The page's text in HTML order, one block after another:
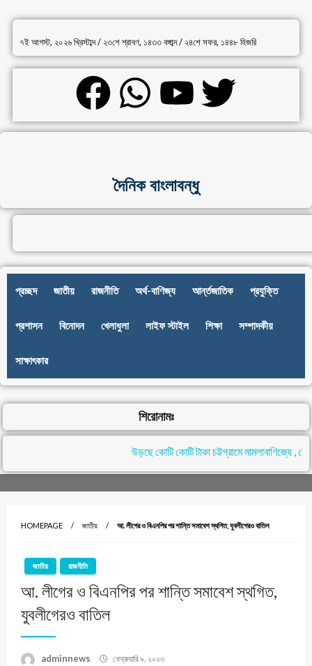
৭ই আগস্ট, ২০২৬ খ্রিস্টাব্দ / ২৩শে শ্রাবণ, ১৪৩৩ বঙ্গাব্দ / ২৪শে সফর, ১৪৪৮ হিজরি
দৈনিক বাংলাবন্ধু
প্রচ্ছদ জাতীয় রাজনীতি অর্থ-বাণিজ্য আর্ন্তজাতিক প্রযুক্তি
প্রশাসন বিনোদন খেলাধুলা লাইফ স্টাইল শিক্ষা সম্পাদকীয়
সাক্ষাৎকার
শিরোনামঃ
উড়ছে কোটি কোটি টাকা চট্টগ্রামে মামলাবাণিজ্যে ,
HOMEPAGE জাতীয় আ. লীগের ও বিএনপির পর শান্তি সমাবেশ স্থগিত, যুবলীগেরও বাতিল
জাতীয় রাজনীতি
আ. লীগের ও বিএনপির পর শান্তি সমাবেশ স্থগিত,
যুবলীগেরও বাতিল
adminnews ফেব্রুয়ারি ৯, ২০২৩